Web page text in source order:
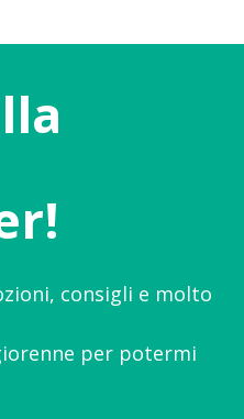
consigli e molto
per potermi